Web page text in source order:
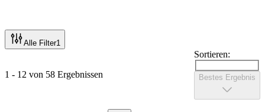
Alle Filter1
1 - 12 von 58 Ergebnissen
Sortieren:
Bestes Ergebnis